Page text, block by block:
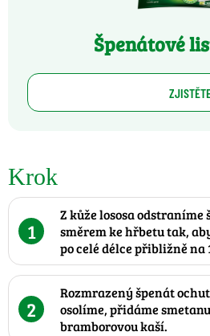
Špenátové
Krok
1
Z kůže lososa
směrem ke hřbetu tak,
po celé délce přibližně na
2
Rozmrazený špenát
osolíme, přidáme
bramborovou kaší.